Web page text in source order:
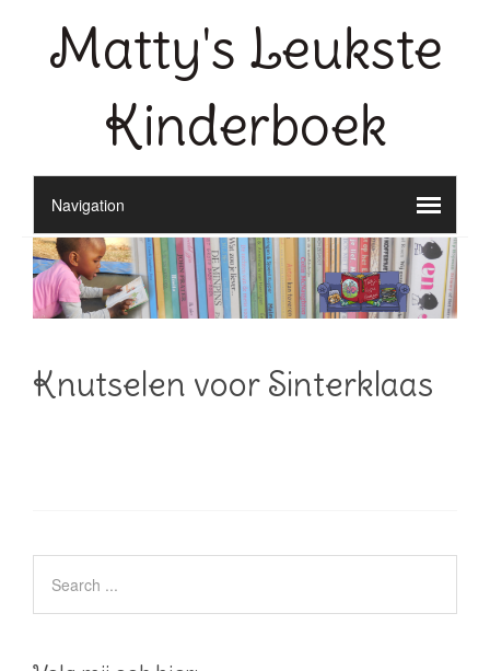
Matty's Leukste
Kinderboek
Knutselen voor Sinterklaas